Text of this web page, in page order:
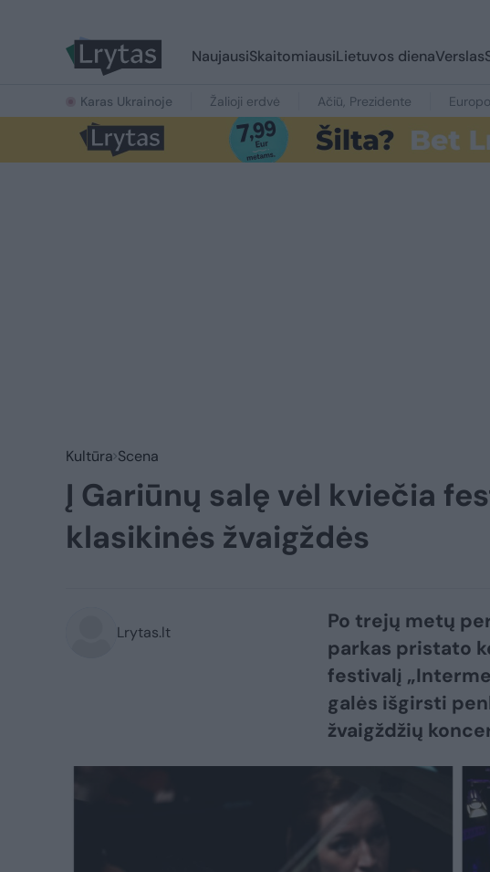
NaujausiSkaitomiausiLietuvos dienaVerslas
Karas Ukrainoje Žalioji erdvė Ačiū, Prezidente
Kultūra Scena
Į Gariūnų salę vėl kviečia
klasikinės žvaigždės
Lrytas.lt
Po trejų metų
parkas pristato
festivalį
galės išgirsti
žvaigždžių